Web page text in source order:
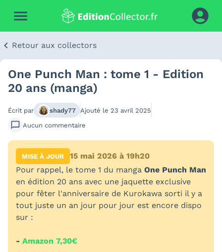
Retour aux collectors
One Punch Man : tome 1 - Edition
20 ans (manga)
Écrit par shady77 Ajouté le 23 avril 2025
Aucun commentaire
MISE À JOUR
15 mai 2026 à 19h20
Pour rappel, le tome 1 du manga One Punch Man
en édition 20 ans avec une jaquette exclusive
pour fêter l'anniversaire de Kurokawa sorti il y a
tout juste un an jour pour jour est encore dispo
sur :
- Amazon 7,30€